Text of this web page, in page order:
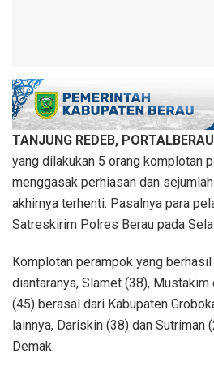
TANJUNG REDEB, PORTALBERAU
yang dilakukan 5 orang komplotan
menggasak perhiasan dan
akhirnya terhenti. Pasalnya para
Satreskirim Polres Berau pada
Komplotan perampok yang
diantaranya, Slamet (38), Mustakim
(45) berasal dari Kabupaten
lainnya, Dariskin (38) dan Sutriman
Demak.